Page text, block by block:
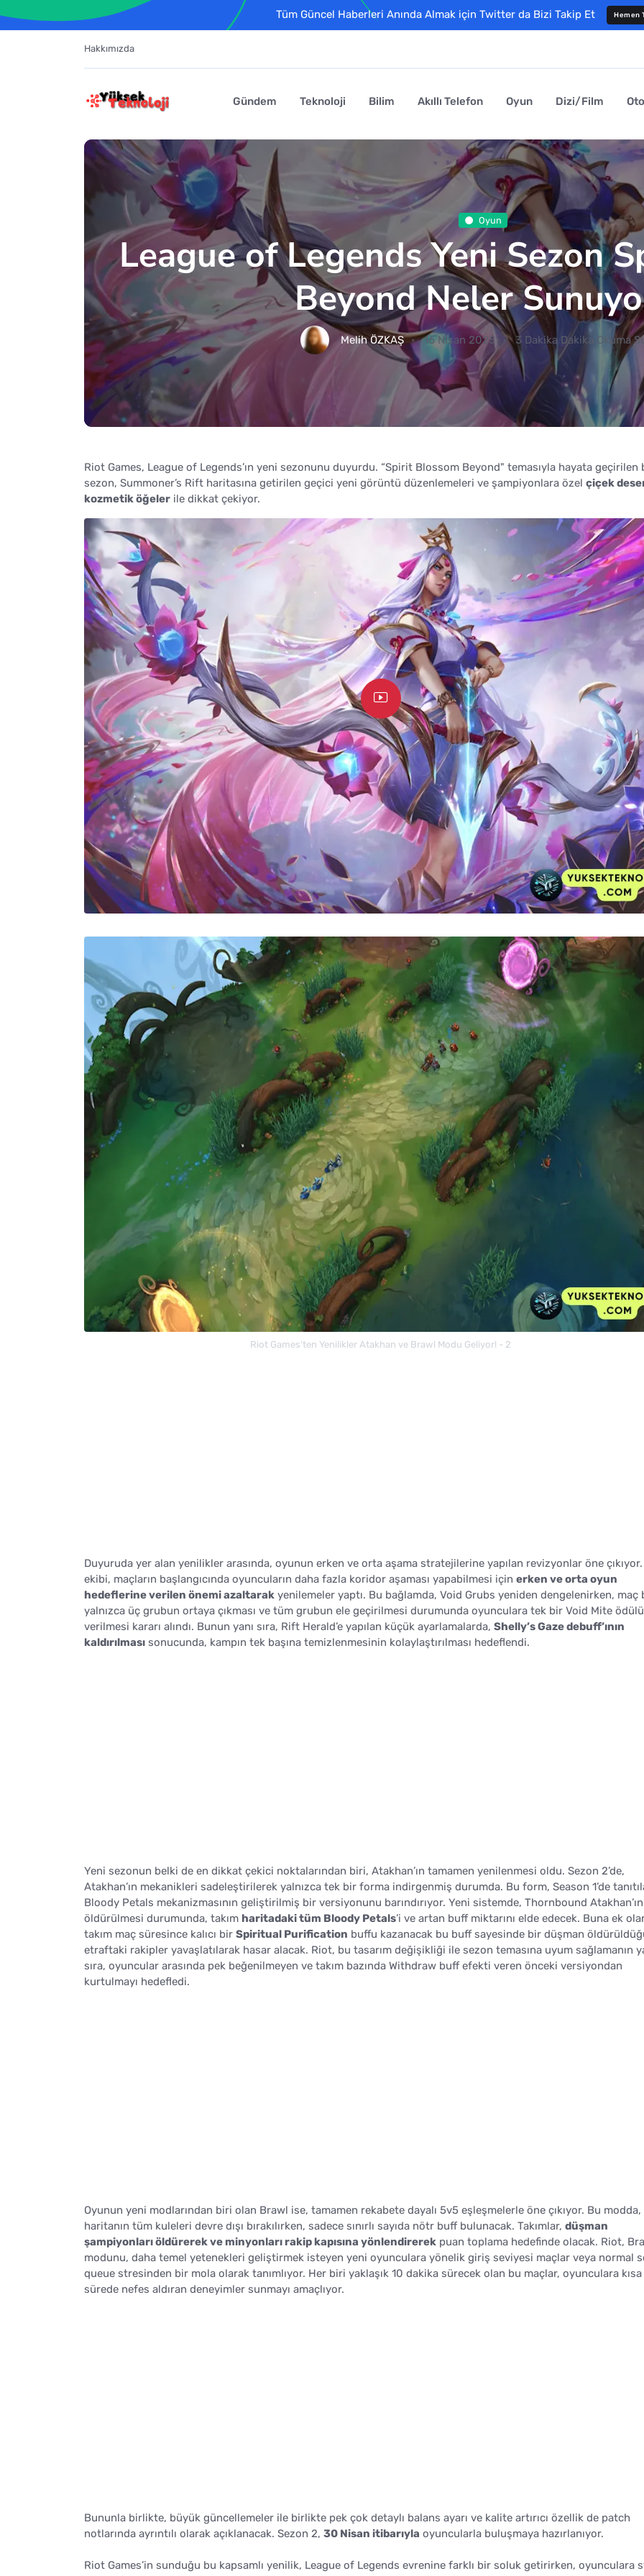
Tüm Güncel Haberleri Anında Almak için Twitter da Bizi Takip Et Hemen
Hakkımızda
Gündem Teknoloji Bilim Akıllı Telefon Oyun Dizi/Film
Oyun
League of Legends Yeni Sezon
Beyond Neler
Melih ÖZKAŞ 16 Nisan 2025 3 Dakika Dakika Okuma
Riot Games, League of Legends’ın yeni sezonunu duyurdu. “Spirit Blossom Beyond" temasıyla hayata geçirilen
sezon, Summoner’s Rift haritasına getirilen geçici yeni görüntü düzenlemeleri ve şampiyonlara özel çiçek
kozmetik öğeler ile dikkat çekiyor.
Riot Games'ten Yenilikler Atakhan ve Brawl Modu Geliyor! - 2
Duyuruda yer alan yenilikler arasında, oyunun erken ve orta aşama stratejilerine yapılan revizyonlar öne
ekibi, maçların başlangıcında oyuncuların daha fazla koridor aşaması yapabilmesi için erken ve orta oyun
hedeflerine verilen önemi azaltarak yenilemeler yaptı. Bu bağlamda, Void Grubs yeniden dengelenirken, maç
yalnızca üç grubun ortaya çıkması ve tüm grubun ele geçirilmesi durumunda oyunculara tek bir Void Mite
verilmesi kararı alındı. Bunun yanı sıra, Rift Herald’e yapılan küçük ayarlamalarda, Shelly’s Gaze debuff’ının
kaldırılması sonucunda, kampın tek başına temizlenmesinin kolaylaştırılması hedeflendi.
Yeni sezonun belki de en dikkat çekici noktalarından biri, Atakhan’ın tamamen yenilenmesi oldu. Sezon 2’de,
Atakhan’ın mekanikleri sadeleştirilerek yalnızca tek bir forma indirgenmiş durumda. Bu form, Season 1’de
Bloody Petals mekanizmasının geliştirilmiş bir versiyonunu barındırıyor. Yeni sistemde, Thornbound Atakhan’ın
öldürülmesi durumunda, takım haritadaki tüm Bloody Petals’i ve artan buff miktarını elde edecek. Buna ek
takım maç süresince kalıcı bir Spiritual Purification buffu kazanacak bu buff sayesinde bir düşman
etraftaki rakipler yavaşlatılarak hasar alacak. Riot, bu tasarım değişikliği ile sezon temasına uyum sağlamanın
sıra, oyuncular arasında pek beğenilmeyen ve takım bazında Withdraw buff efekti veren önceki versiyondan
kurtulmayı hedefledi.
Oyunun yeni modlarından biri olan Brawl ise, tamamen rekabete dayalı 5v5 eşleşmelerle öne çıkıyor. Bu modda,
haritanın tüm kuleleri devre dışı bırakılırken, sadece sınırlı sayıda nötr buff bulunacak. Takımlar, düşman
şampiyonları öldürerek ve minyonları rakip kapısına yönlendirerek puan toplama hedefinde olacak. Riot,
modunu, daha temel yetenekleri geliştirmek isteyen yeni oyunculara yönelik giriş seviyesi maçlar veya normal
queue stresinden bir mola olarak tanımlıyor. Her biri yaklaşık 10 dakika sürecek olan bu maçlar, oyunculara kısa
sürede nefes aldıran deneyimler sunmayı amaçlıyor.
Bununla birlikte, büyük güncellemeler ile birlikte pek çok detaylı balans ayarı ve kalite artırıcı özellik de patch
notlarında ayrıntılı olarak açıklanacak. Sezon 2, 30 Nisan itibarıyla oyuncularla buluşmaya hazırlanıyor.
Riot Games’in sunduğu bu kapsamlı yenilik, League of Legends evrenine farklı bir soluk getirirken, oyunculara